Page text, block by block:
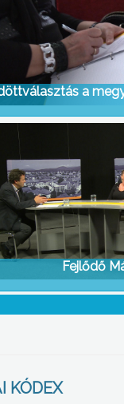
a
Fejlődő
KÓDEX